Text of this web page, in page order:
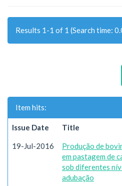
Results 1-1 of 1 (Search time:
Item hits:
Issue Date Title
19-Jul-2016
Produção de
em pastagem de
sob diferentes
adubação